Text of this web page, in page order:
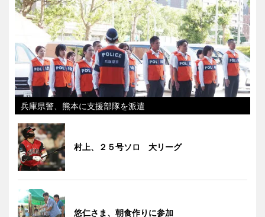
兵庫県警、熊本に支援部隊を派遣
村上、２５号ソロ 大リーグ
悠仁さま、朝食作りに参加